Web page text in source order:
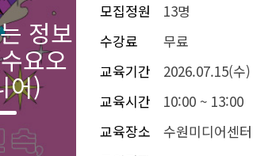
정보
요오
어)
모집정원
13명
수강료
무료
교육기간
2026.07.15(수
교육시간
10:00 ~ 13:00
교육장소
수원미디어센터